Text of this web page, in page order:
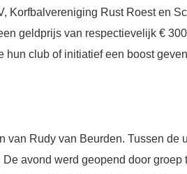
Korfbalvereniging Rust Roest en
geldprijs van respectievelijk €
hun club of initiatief een boost
van Rudy van Beurden. Tussen de
avond werd geopend door groep